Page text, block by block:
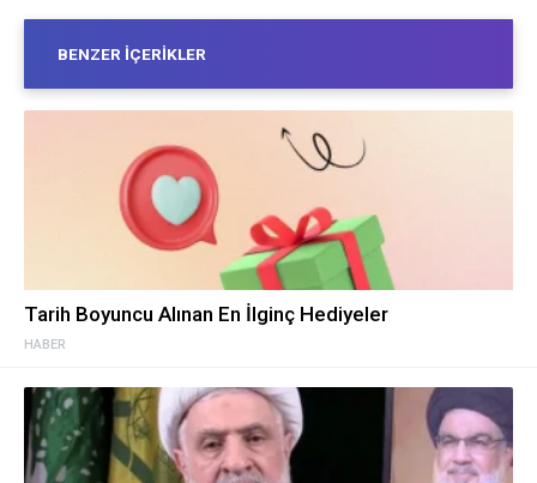
BENZER İÇERIKLER
HABER
Tarih Boyuncu Alınan En İlginç Hediyeler